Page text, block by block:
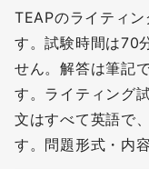
TEAPのライティ
す。試験時間は70
せん。解答は筆記
す。ライティング
文はすべて英語で
す。問題形式・内